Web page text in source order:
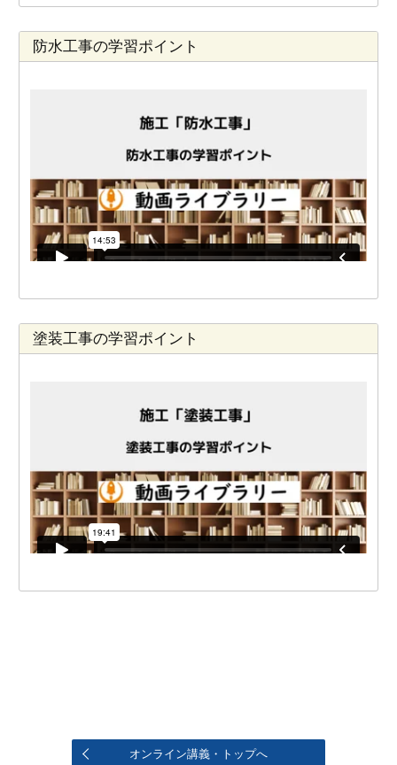
防水工事の学習ポイント
塗装工事の学習ポイント
オンライン講義・トップへ